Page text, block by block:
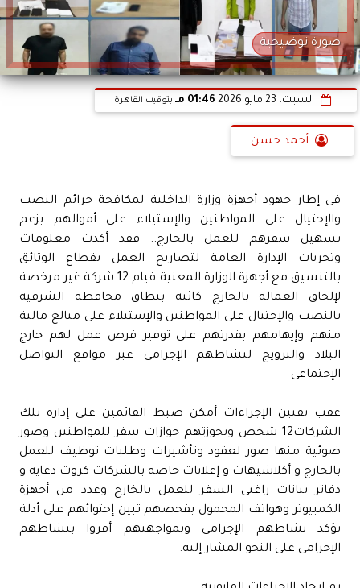
صورة توضيحية
السبت، 23 مايو 2026 01:46 مـ بتوقيت القاهرة
أحمد حسن
فى إطار جهود أجهزة وزارة الداخلية لمكافحة جرائم النصب
والإحتيال على المواطنين والإستيلاء على أموالهم بزعم
تسهيل سفرهم للعمل بالخارج.. فقد أكدت معلومات
وتحريات الإدارة العامة لتصاريح العمل بقطاع الوثائق
بالتنسيق مع أجهزة الوزارة المعنية قيام 12 شركة غير مرخصة
لإلحاق العمالة بالخارج كائنة بنطاق محافظة الشرقية
بالنصب والإحتيال على المواطنين والإستيلاء على مبالغ مالية
منهم وإيهامهم بقدرتهم على توفير فرص عمل لهم خارج
البلاد والترويج لنشاطهم الإجرامى عبر مواقع التواصل
الإجتماعى
عقب تقنين الإجراءات أمكن ضبط القائمين على إدارة تلك
الشركات12 شخص وبحوزتهم جوازات سفر للمواطنين وصور
ضوئية منها صور لعقود وتأشيرات وطلبات توظيف للعمل
بالخارج و أكلاشيهات و إعلانات خاصة بالشركات كروت دعاية و
دفاتر بيانات راغبى السفر للعمل بالخارج وعدد من أجهزة
الكمبيوتر وهواتف المحمول بفحصهم تبين إحتوائهم على أدلة
تؤكد نشاطهم الإجرامى وبمواجهتهم أقروا بنشاطهم
الإجرامى على النحو المشار إليه.